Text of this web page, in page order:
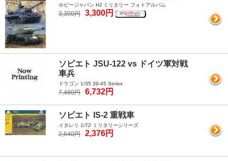
ホビージャパン HJ ミリタリー フォトアルバム
3,300円 3,300円
ソビエト JSU-122 vs ドイツ軍対戦
車兵
ドラゴン 1/35 39-45 Series
7,480円 6,732円
ソビエト IS-2 重戦車
イタレリ 1/72 ミリタリーシリーズ
2,640円 2,376円